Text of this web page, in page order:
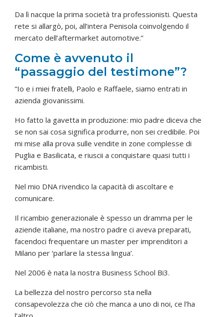
Da lì nacque la prima società tra professionisti. Questa
rete si allargò, poi, all’intera Penisola coinvolgendo il
mercato dell’aftermarket automotive.”
Come è avvenuto il
“passaggio del testimone”?
“Io e i miei fratelli, Paolo e Raffaele, siamo entrati in
azienda giovanissimi.
Ho fatto la gavetta in produzione: mio padre diceva che
se non sai cosa significa produrre, non sei credibile. Poi
mi mise alla prova sulle vendite in zone complesse di
Puglia e Basilicata, e riuscii a conquistare quasi tutti i
ricambisti.
Nel mio DNA rivendico la capacità di ascoltare e
comunicare.
Il ricambio generazionale è spesso un dramma per le
aziende italiane, ma nostro padre ci aveva preparati,
facendoci frequentare un master per imprenditori a
Milano per ‘parlare la stessa lingua’.
Nel 2006 è nata la nostra Business School Bi3.
La bellezza del nostro percorso sta nella
consapevolezza che ciò che manca a uno di noi, ce l’ha